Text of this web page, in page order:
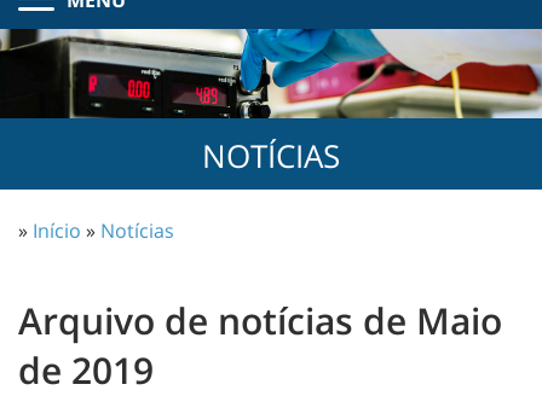
NOTÍCIAS
» Início » Notícias
Arquivo de notícias de Maio
de 2019